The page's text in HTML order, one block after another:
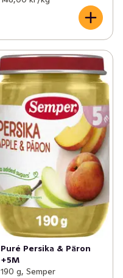
Puré Persika & Päron
+5M
190 g, Semper